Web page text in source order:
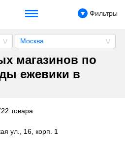
Фильтры
Москва
магазинов по
ежевики в
товара
ул., 16, корп. 1